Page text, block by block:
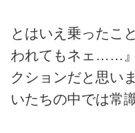
とはいえ乗ったこ
われてもネェ……
クションだと思い
いたちの中では常